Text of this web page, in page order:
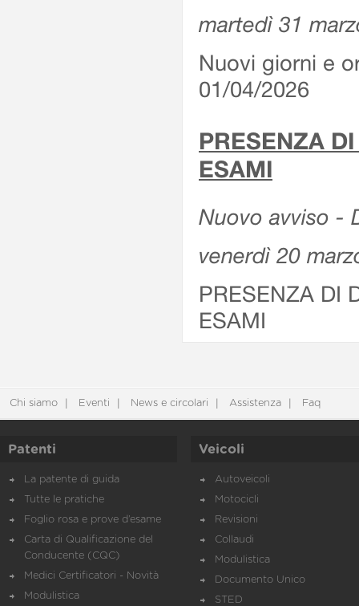
martedì 31
Nuovi giorni e
01/04/2026
PRESENZA
ESAMI
Nuovo avviso -
venerdì 20
PRESENZA DI
ESAMI
Chi siamo Eventi News e circolari Assistenza Faq
Patenti
La patente di guida
Tutte le pratiche
Foglio rosa e prove d’esame
Carta di Qualificazione del
Conducente (CQC)
Medici Certificatori - Novità
Modulistica
Veicoli
Autoveicoli
Motocicli
Revisioni
Collaudi
Modulistica
Documento Unico
STED